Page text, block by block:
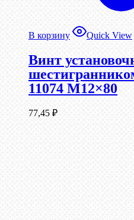
В корзину Quick View
Винт
11074 М12×80
77,45 ₽